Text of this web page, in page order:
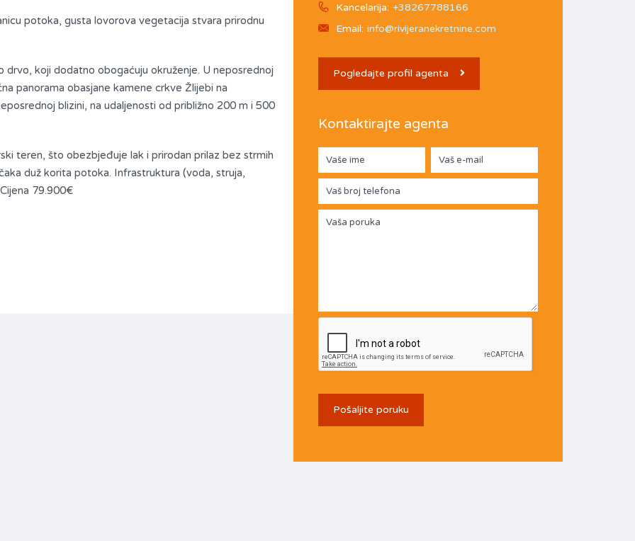
potoka, gusta lovorova vegetacija stvara prirodnu
drvo, koji dodatno obogaćuju okruženje. U neposrednoj
panorama obasjane kamene crkve Žlijebi na
blizini, na udaljenosti od približno 200 m i 500
teren, što obezbjeđuje lak i prirodan prilaz bez strmih
duž korita potoka. Infrastruktura (voda, struja,
79.900€
Kancelarija: +38267788166
Email: info@rivijeranekretnine.com
Pogledajte profil agenta
Kontaktirajte agenta